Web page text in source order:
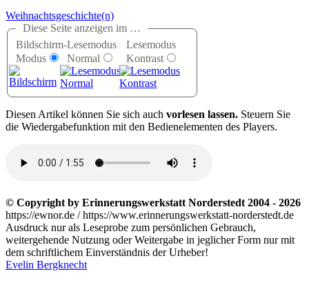
Weihnachtsgeschichte(n)
Diese Seite anzeigen im …
Bildschirm-
Modus
Lesemodus
Normal
Lesemodus
Kontrast
Diesen Artikel können Sie sich auch vorlesen lassen. Steuern Sie
die Wiedergabefunktion mit den Bedienelementen des Players.
© Copyright by Erinnerungswerkstatt Norderstedt 2004 - 2026
https://ewnor.de / https://www.erinnerungswerkstatt-norderstedt.de
Ausdruck nur als Leseprobe zum persönlichen Gebrauch,
weitergehende Nutzung oder Weitergabe in jeglicher Form nur mit
dem schriftlichem Einverständnis der Urheber!
Evelin Bergknecht